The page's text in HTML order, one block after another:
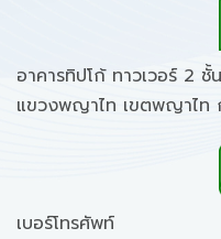
อาคารทิปโก้ ทาวเวอร์ 2
แขวงพญาไท เขตพญาไท
เบอร์โทรศัพท์